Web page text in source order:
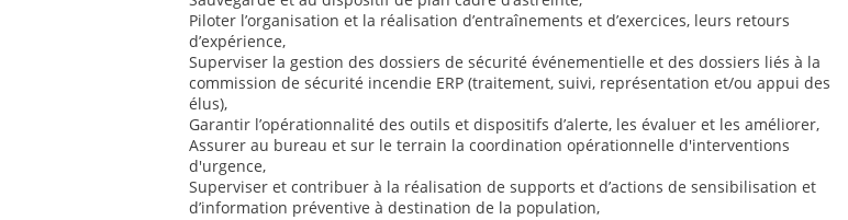
Piloter l’organisation et la réalisation d’entraînements et d’exercices, leurs retours
d’expérience,
Superviser la gestion des dossiers de sécurité événementielle et des dossiers liés à la
commission de sécurité incendie ERP (traitement, suivi, représentation et/ou appui des
élus),
Garantir l’opérationnalité des outils et dispositifs d’alerte, les évaluer et les améliorer,
Assurer au bureau et sur le terrain la coordination opérationnelle d'interventions
d'urgence,
Superviser et contribuer à la réalisation de supports et d’actions de sensibilisation et
d’information préventive à destination de la population,